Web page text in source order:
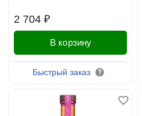
2 704 ₽
В корзину
Быстрый заказ